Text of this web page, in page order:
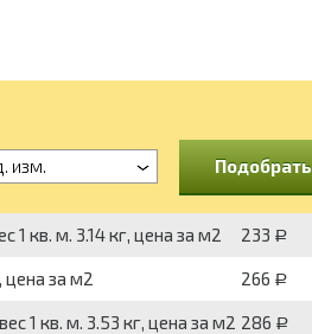
изм. Подобрать
кв. м. 3.14 кг, цена за м2 233 Р
цена за м2 266 Р
1 кв. м. 3.53 кг, цена за м2 286 Р